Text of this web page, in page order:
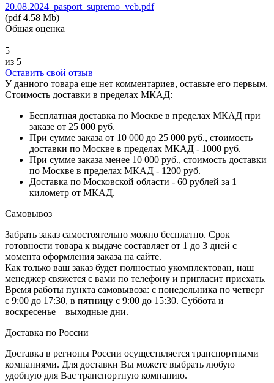
20.08.2024_pasport_supremo_veb.pdf
(pdf 4.58 Mb)
Общая оценка
5
из 5
Оставить свой отзыв
У данного товара еще нет комментариев, оставьте его первым.
Стоимость доставки в пределах МКАД:
Бесплатная доставка по Москве в пределах МКАД при
заказе от 25 000 руб.
При сумме заказа от 10 000 до 25 000 руб., стоимость
доставки по Москве в пределах МКАД - 1000 руб.
При сумме заказа менее 10 000 руб., стоимость доставки
по Москве в пределах МКАД - 1200 руб.
Доставка по Московской области - 60 рублей за 1
километр от МКАД.
Самовывоз
Забрать заказ самостоятельно можно бесплатно. Срок
готовности товара к выдаче составляет от 1 до 3 дней с
момента оформления заказа на сайте.
Как только ваш заказ будет полностью укомплектован, наш
менеджер свяжется с вами по телефону и пригласит приехать.
Время работы пункта самовывоза: с понедельника по четверг
с 9:00 до 17:30, в пятницу с 9:00 до 15:30. Суббота и
воскресенье – выходные дни.
Доставка по России
Доставка в регионы России осуществляется транспортными
компаниями. Для доставки Вы можете выбрать любую
удобную для Вас транспортную компанию.